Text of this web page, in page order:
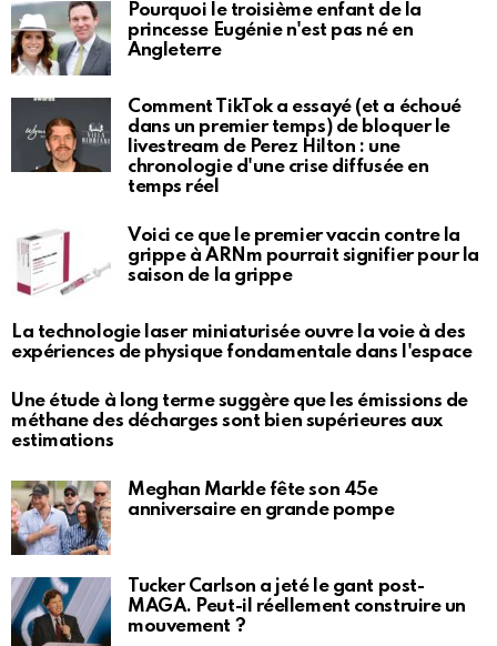
Pourquoi le troisième enfant de la
princesse Eugénie n'est pas né en
Angleterre
Comment TikTok a essayé (et a échoué
dans un premier temps) de bloquer le
livestream de Perez Hilton : une
chronologie d'une crise diffusée en
temps réel
Voici ce que le premier vaccin contre la
grippe à ARNm pourrait signifier pour la
saison de la grippe
La technologie laser miniaturisée ouvre la voie à des
expériences de physique fondamentale dans l'espace
Une étude à long terme suggère que les émissions de
méthane des décharges sont bien supérieures aux
estimations
Meghan Markle fête son 45e
anniversaire en grande pompe
Tucker Carlson a jeté le gant post-
MAGA. Peut-il réellement construire un
mouvement ?